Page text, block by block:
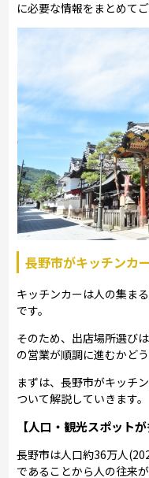
に必要な情報をまとめて
長野市がキッチンカ
キッチンカーは人の集ま
です。
そのため、出店場所選び
の営業が順調に進むかど
まずは、長野市がキッチ
ついて解説していきます。
【人口・観光スポットが
長野市は人口約36万人
であることから人の往来